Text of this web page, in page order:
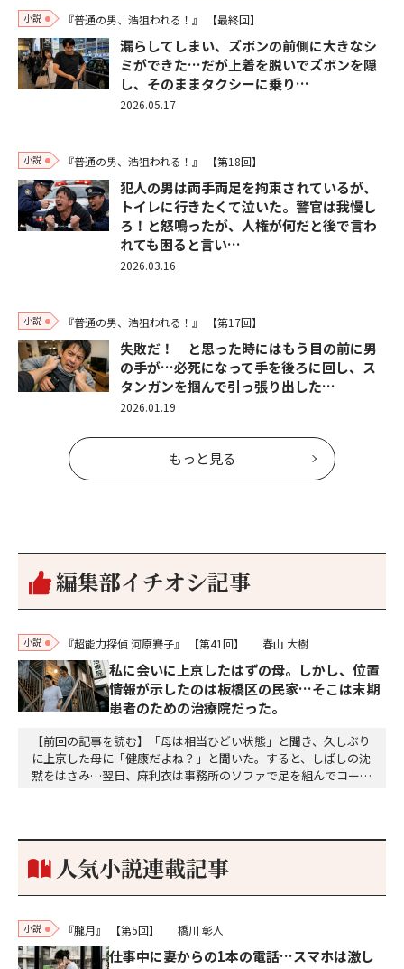
小説 『普通の男、浩狙われる！』 【最終回】
漏らしてしまい、ズボンの前側に大きなシ
ミができた…だが上着を脱いでズボンを隠
し、そのままタクシーに乗り…
2026.05.17
小説 『普通の男、浩狙われる！』 【第18回】
犯人の男は両手両足を拘束されているが、
トイレに行きたくて泣いた。警官は我慢し
ろ！と怒鳴ったが、人権が何だと後で言わ
れても困ると言い…
2026.03.16
小説 『普通の男、浩狙われる！』 【第17回】
失敗だ！ と思った時にはもう目の前に男
の手が…必死になって手を後ろに回し、ス
タンガンを掴んで引っ張り出した…
2026.01.19
もっと見る
編集部イチオシ記事
小説 『超能力探偵 河原賽子』 【第41回】 春山 大樹
私に会いに上京したはずの母。しかし、位置
情報が示したのは板橋区の民家…そこは末期
患者のための治療院だった。
【前回の記事を読む】「母は相当ひどい状態」と聞き、久しぶり
に上京した母に「健康だよね？」と聞いた。すると、しばしの沈
黙をはさみ…翌日、麻利衣は事務所のソファで足を組んでコーヒ
個のサイコロが握られていた。「やはり私はあなたの超…
人気小説連載記事
小説 『朧月』 【第5回】 橋川 彰人
仕事中に妻からの1本の電話…スマホは激し